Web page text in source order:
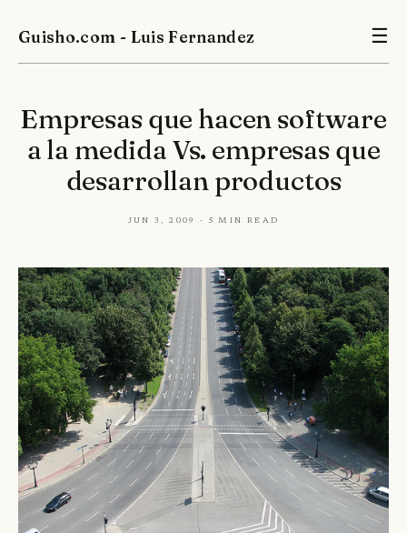
Guisho.com - Luis Fernandez ☰
Empresas que hacen software
a la medida Vs. empresas que
desarrollan productos
Jun 3, 2009 · 5 min read